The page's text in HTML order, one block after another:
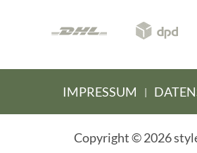
IMPRESSUM |
Copyright © 2026